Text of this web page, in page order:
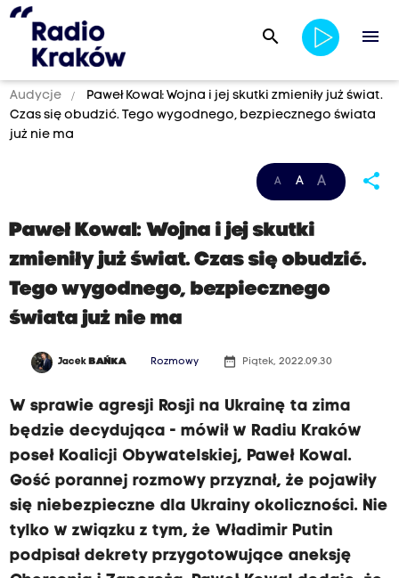
search menu
Audycje
Paweł Kowal: Wojna i jej skutki zmieniły już świat.
Czas się obudzić. Tego wygodnego, bezpiecznego świata
już nie ma
A A A share
Paweł Kowal: Wojna i jej skutki
zmieniły już świat. Czas się obudzić.
Tego wygodnego, bezpiecznego
świata już nie ma
Jacek BAŃKA Rozmowy date_range Piątek, 2022.09.30
W sprawie agresji Rosji na Ukrainę ta zima
będzie decydująca - mówił w Radiu Kraków
poseł Koalicji Obywatelskiej, Paweł Kowal.
Gość porannej rozmowy przyznał, że pojawiły
się niebezpieczne dla Ukrainy okoliczności. Nie
tylko w związku z tym, że Władimir Putin
podpisał dekrety przygotowujące aneksję